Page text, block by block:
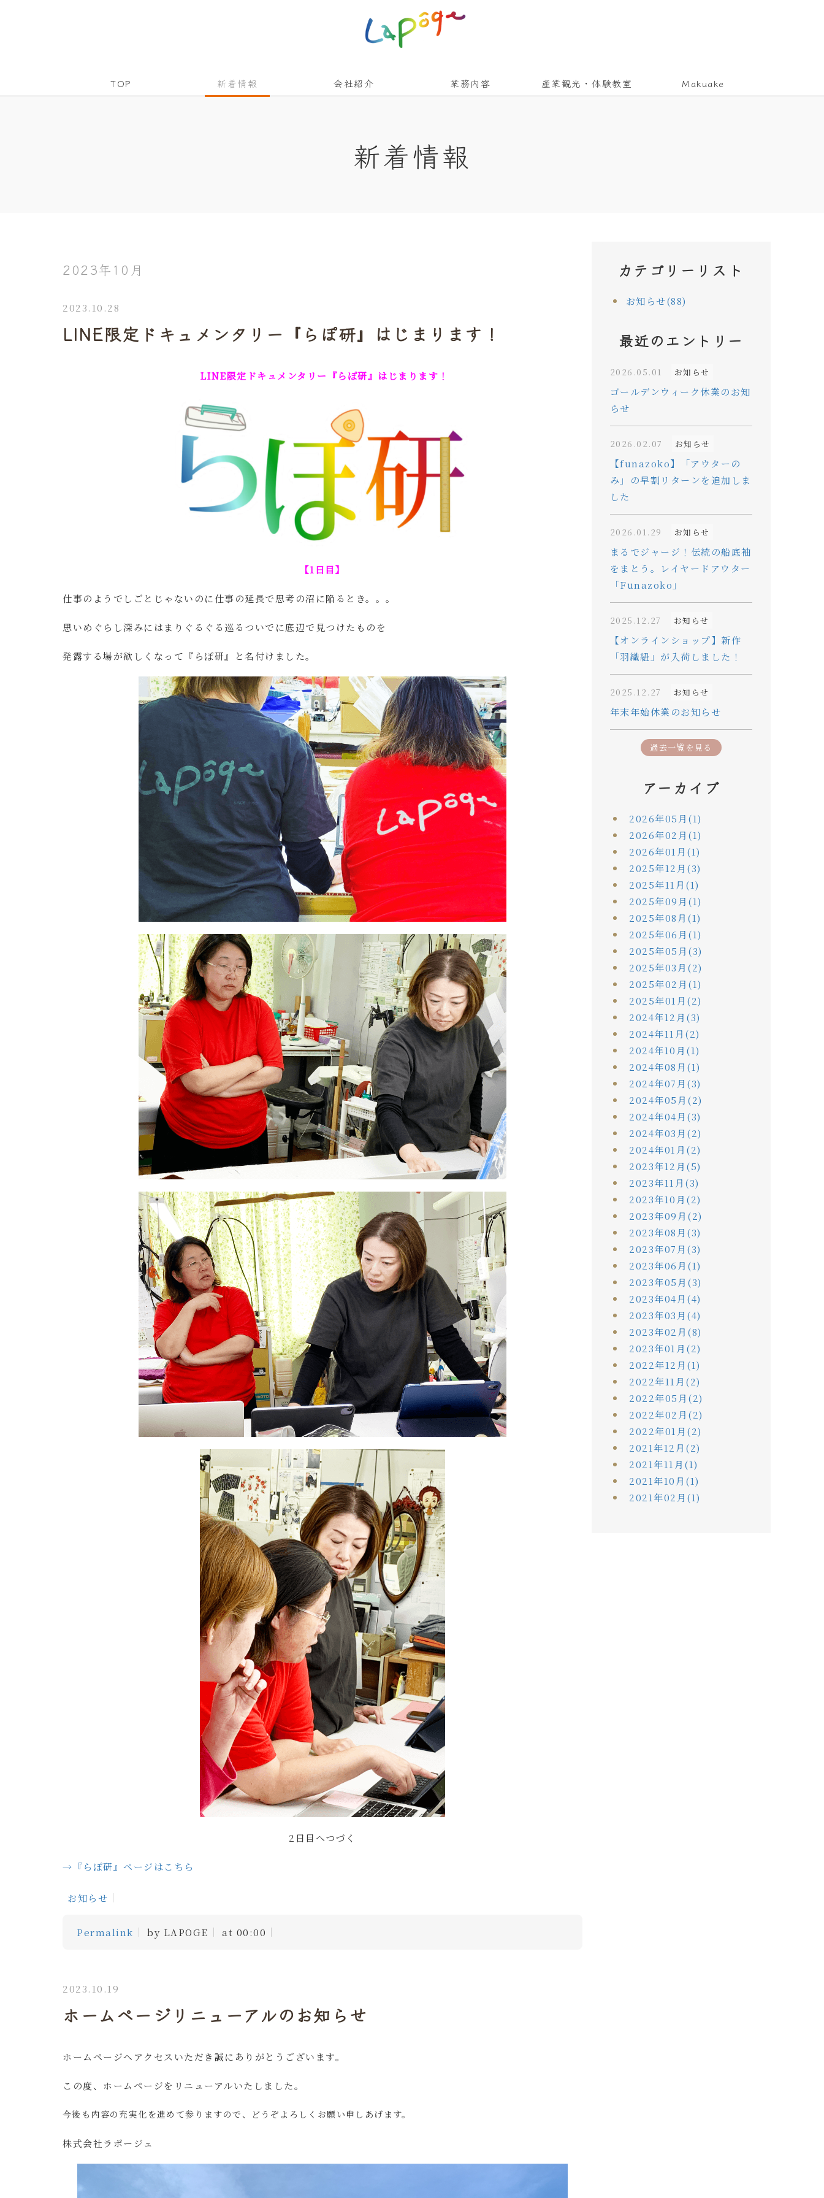
TOP 新着情報 会社紹介 業務内容 産業観光・体験教室 Makuake
新着情報
2023年10月
2023.10.28
LINE限定ドキュメンタリー『らぽ研』はじまります！
LINE限定ドキュメンタリー『らぽ研』はじまります！
【1日目】
仕事のようでしごとじゃないのに仕事の延長で思考の沼に陥るとき。。。
思いめぐらし深みにはまりぐるぐる巡るついでに底辺で見つけたものを
発露する場が欲しくなって『らぽ研』と名付けました。
2日目へつづく
→『らぽ研』ページはこちら
お知らせ
Permalink by LAPOGE at 00:00
2023.10.19
ホームページリニューアルのお知らせ
ホームページへアクセスいただき誠にありがとうございます。
この度、ホームページをリニューアルいたしました。
今後も内容の充実化を進めて参りますので、どうぞよろしくお願い申しあげます。
株式会社ラポージェ
カテゴリーリスト
お知らせ(88)
最近のエントリー
2026.05.01 お知らせ
ゴールデンウィーク休業のお知
らせ
2026.02.07 お知らせ
【funazoko】「アウターの
み」の早割リターンを追加しま
した
2026.01.29 お知らせ
まるでジャージ！伝統の船底袖
をまとう。レイヤードアウター
「Funazoko」
2025.12.27 お知らせ
【オンラインショップ】新作
「羽織紐」が入荷しました！
2025.12.27 お知らせ
年末年始休業のお知らせ
過去一覧を見る
アーカイブ
2026年05月(1)
2026年02月(1)
2026年01月(1)
2025年12月(3)
2025年11月(1)
2025年09月(1)
2025年08月(1)
2025年06月(1)
2025年05月(3)
2025年03月(2)
2025年02月(1)
2025年01月(2)
2024年12月(3)
2024年11月(2)
2024年10月(1)
2024年08月(1)
2024年07月(3)
2024年05月(2)
2024年04月(3)
2024年03月(2)
2024年01月(2)
2023年12月(5)
2023年11月(3)
2023年10月(2)
2023年09月(2)
2023年08月(3)
2023年07月(3)
2023年06月(1)
2023年05月(3)
2023年04月(4)
2023年03月(4)
2023年02月(8)
2023年01月(2)
2022年12月(1)
2022年11月(2)
2022年05月(2)
2022年02月(2)
2022年01月(2)
2021年12月(2)
2021年11月(1)
2021年10月(1)
2021年02月(1)